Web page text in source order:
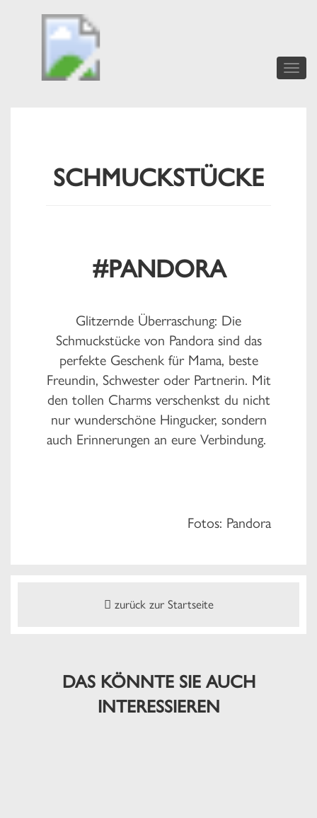
Toggle
SCHMUCKSTÜCKE
#PANDORA
Glitzernde Überraschung: Die
Schmuckstücke von Pandora sind das
perfekte Geschenk für Mama, beste
Freundin, Schwester oder Partnerin. Mit
den tollen Charms verschenkst du nicht
nur wunderschöne Hingucker, sondern
auch Erinnerungen an eure Verbindung.
Fotos: Pandora
zurück zur Startseite
DAS KÖNNTE SIE AUCH
INTERESSIEREN